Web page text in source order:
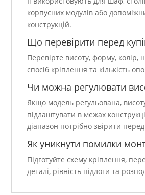
корпусних модулів або
конструкцій.
Що перевірити перед
Перевірте висоту, форму, колір,
спосіб кріплення та кількість
Чи можна регулювати
Якщо модель регульована,
підлаштувати в межах
діапазон потрібно звірити
Як уникнути помилки
Підготуйте схему кріплення,
деталі, рівність підлоги та